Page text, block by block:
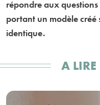
répondre aux
portant un modèle créé
identique.
A LIRE